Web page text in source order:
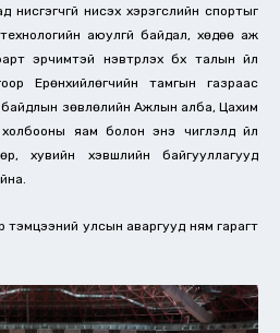
нисгэгчгүй нисэх хэрэгслийн спортыг
технологийн аюулгүй байдал, хөдөө аж
эрчимтэй нэвтрүүлэх бүх талын үйл
Ерөнхийлөгчийн тамгын газраас
байдлын зөвлөлийн Ажлын алба, Цахим
яам болон энэ чиглэлд үйл
хувийн хэвшлийн байгууллагууд
тэмцээний улсын аваргууд ням гарагт